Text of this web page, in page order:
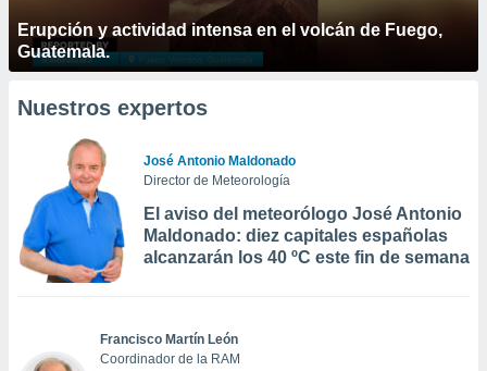
Erupción y actividad intensa en el volcán de Fuego,
Guatemala.
Nuestros expertos
José Antonio Maldonado
Director de Meteorología
El aviso del meteorólogo José Antonio
Maldonado: diez capitales españolas
alcanzarán los 40 ºC este fin de semana
Francisco Martín León
Coordinador de la RAM